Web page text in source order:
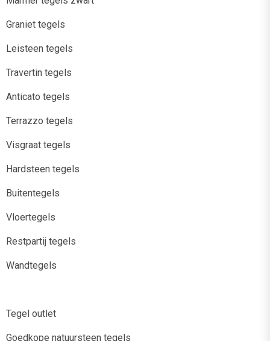
Graniet tegels
Leisteen tegels
Travertin tegels
Anticato tegels
Terrazzo tegels
Visgraat tegels
Hardsteen tegels
Buitentegels
Vloertegels
Restpartij tegels
Wandtegels
Tegel outlet
Goedkope natuursteen tegels